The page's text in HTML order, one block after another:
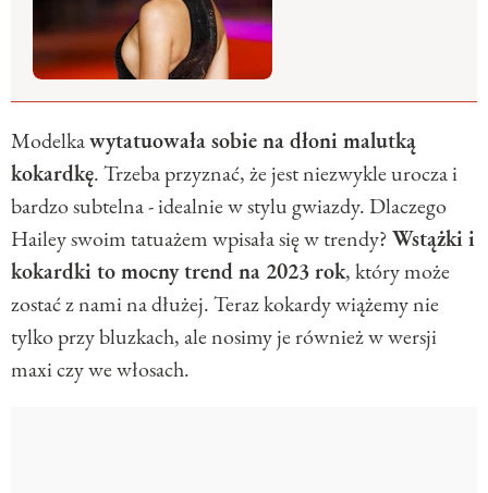
Modelkawytatuowała sobie na dłoni malutką
kokardkę. Trzeba przyznać, że jest niezwykle urocza i
bardzo subtelna - idealnie w stylu gwiazdy. Dlaczego
Hailey swoim tatuażem wpisała się w trendy?Wstążki i
kokardki to mocny trend na 2023 rok, który może
zostać z nami na dłużej. Teraz kokardy wiążemy nie
tylko przy bluzkach, ale nosimy je również w wersji
maxi czy we włosach.